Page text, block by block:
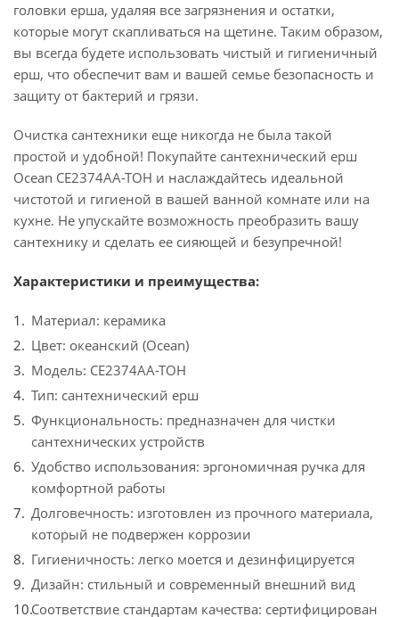
головки ерша, удаляя все загрязнения и остатки,
которые могут скапливаться на щетине. Таким образом,
вы всегда будете использовать чистый и гигиеничный
ерш, что обеспечит вам и вашей семье безопасность и
защиту от бактерий и грязи.
Очистка сантехники еще никогда не была такой
простой и удобной! Покупайте сантехнический ерш
Ocean CE2374AA-TOH и наслаждайтесь идеальной
чистотой и гигиеной в вашей ванной комнате или на
кухне. Не упускайте возможность преобразить вашу
сантехнику и сделать ее сияющей и безупречной!
Характеристики и преимущества:
Материал: керамика
Цвет: океанский (Ocean)
Модель: CE2374AA-TOH
Тип: сантехнический ерш
Функциональность: предназначен для чистки
сантехнических устройств
Удобство использования: эргономичная ручка для
комфортной работы
Долговечность: изготовлен из прочного материала,
который не подвержен коррозии
Гигиеничность: легко моется и дезинфицируется
Дизайн: стильный и современный внешний вид
Соответствие стандартам качества: сертифицирован